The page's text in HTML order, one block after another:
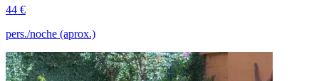
44 €
pers./noche (aprox.)